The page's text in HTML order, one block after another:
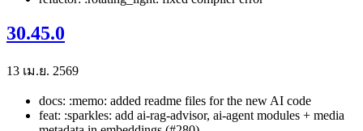
30.45.0
13 เม.ย. 2569
docs: :memo: added readme files for the new AI code
feat: :sparkles: add ai-rag-advisor, ai-agent modules + media